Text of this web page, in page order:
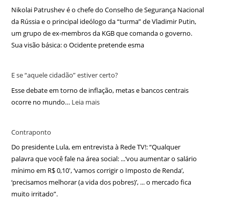
Nikolai Patrushev é o chefe do Conselho de Segurança Nacional
da Rússia e o principal ideólogo da “turma” de Vladimir Putin,
um grupo de ex-membros da KGB que comanda o governo.
Sua visão básica: o Ocidente pretende esma
E se “aquele cidadão” estiver certo?
Esse debate em torno de inflação, metas e bancos centrais
ocorre no mundo… Leia mais
Contraponto
Do presidente Lula, em entrevista à Rede TV!: “Qualquer
palavra que você fale na área social: ...‘vou aumentar o salário
mínimo em R$ 0,10′, ‘vamos corrigir o Imposto de Renda’,
‘precisamos melhorar (a vida dos pobres)’, ... o mercado fica
muito irritado”.